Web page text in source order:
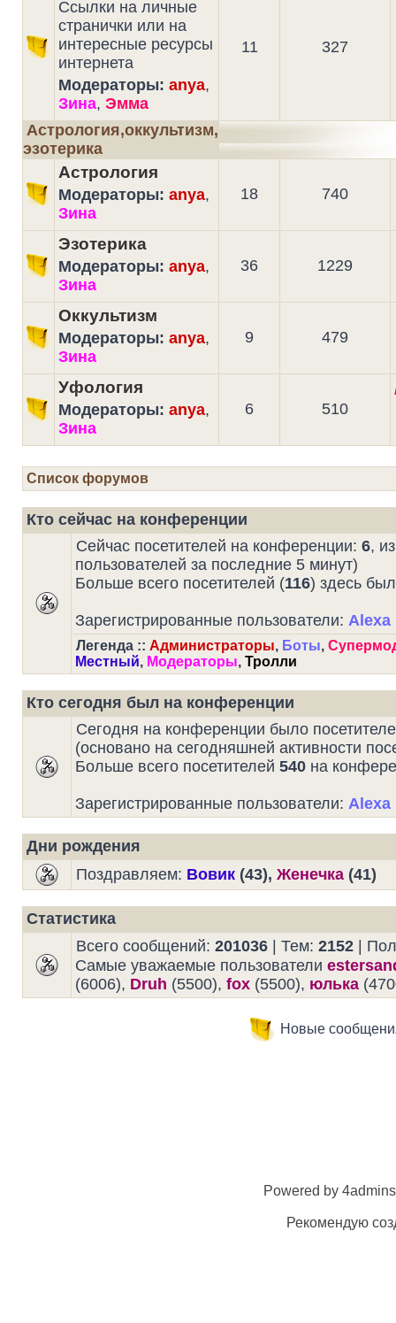
Ссылки на личные
странички или на
интересные ресурсы
интернета
Модераторы: anya,
Зина, Эмма
11 327
Астрология,оккультизм,
эзотерика
Астрология
Модераторы: anya,
Зина
18 740
Эзотерика
Модераторы: anya,
Зина
36 1229
Оккультизм
Модераторы: anya,
Зина
9 479
Уфология
Модераторы: anya,
Зина
6 510
Список форумов
Кто сейчас на конференции
Сейчас посетителей на конференции: 6,
пользователей за последние 5 минут)
Больше всего посетителей (116) здесь
Зарегистрированные пользователи: Alexa
Легенда :: Администраторы, Боты,
Местный, Модераторы, Тролли
Кто сегодня был на конференции
Сегодня на конференции было
(основано на сегодняшней активности
Больше всего посетителей 540 на
Зарегистрированные пользователи: Alexa
Дни рождения
Поздравляем: Вовик (43), Женечка (41)
Статистика
Всего сообщений: 201036 | Тем: 2152 |
Самые уважаемые пользователи
(6006), Druh (5500), fox (5500), юлька
Новые
Powered by
Рекомендую